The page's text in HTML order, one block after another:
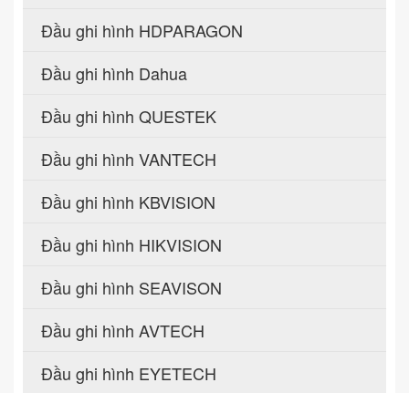
Đầu ghi hình HDPARAGON
Đầu ghi hình Dahua
Đầu ghi hình QUESTEK
Đầu ghi hình VANTECH
Đầu ghi hình KBVISION
Đầu ghi hình HIKVISION
Đầu ghi hình SEAVISON
Đầu ghi hình AVTECH
Đầu ghi hình EYETECH